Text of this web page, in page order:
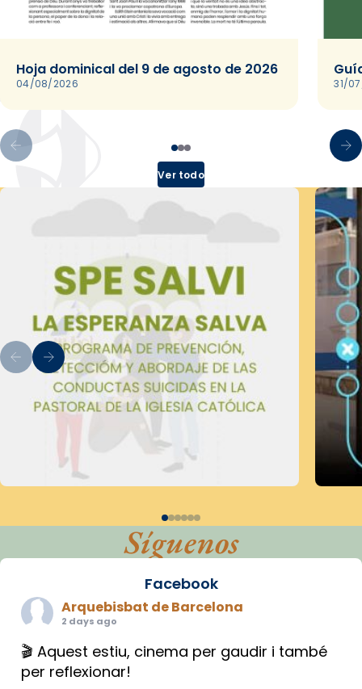
Hoja dominical del 9 de agosto de 2026
04/08/2026 31/
Ver todo
Síguenos
Facebook
Arquebisbat de Barcelona
2 days ago
🎬 Aquest estiu, cinema per gaudir i també
per reflexionar!